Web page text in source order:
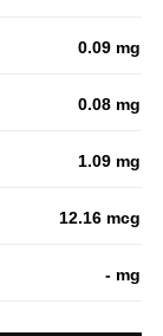
0.09 mg
0.08 mg
1.09 mg
12.16 mcg
- mg